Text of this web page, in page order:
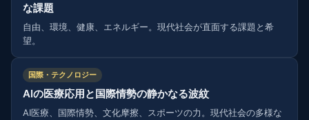
な課題
自由、環境、健康、エネルギー。現代社会が直面する課題と希
望。
国際・テクノロジー
AIの医療応用と国際情勢の静かなる波紋
AI医療、国際情勢、文化摩擦、スポーツの力。現代社会の多様な